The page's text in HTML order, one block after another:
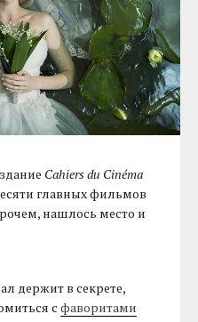
Cahiers du Cinéma
главных фильмов
нашлось место и
держит в секрете,
сфаворитами